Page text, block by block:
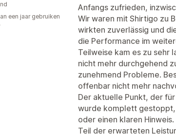
Anfangs zufrieden,
Wir waren mit Shirtigo zu
wirkten zuverlässig und
die Performance im
Teilweise kam es zu sehr
nicht mehr durchgehend
zunehmend Probleme.
offenbar nicht mehr
Der aktuelle Punkt, der
wurde komplett gestoppt,
oder einen klaren
Teil der erwarteten
een jaar gebruiken